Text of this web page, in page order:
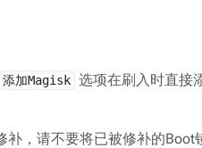
添加Magisk 选项在刷入时直接
，请不要将已被修补的Boot